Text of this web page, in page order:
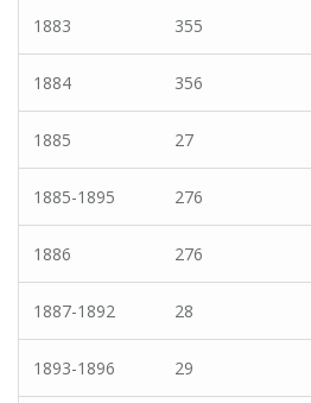
1883 355
1884 356
1885 27
1885-1895 276
1886 276
1887-1892 28
1893-1896 29